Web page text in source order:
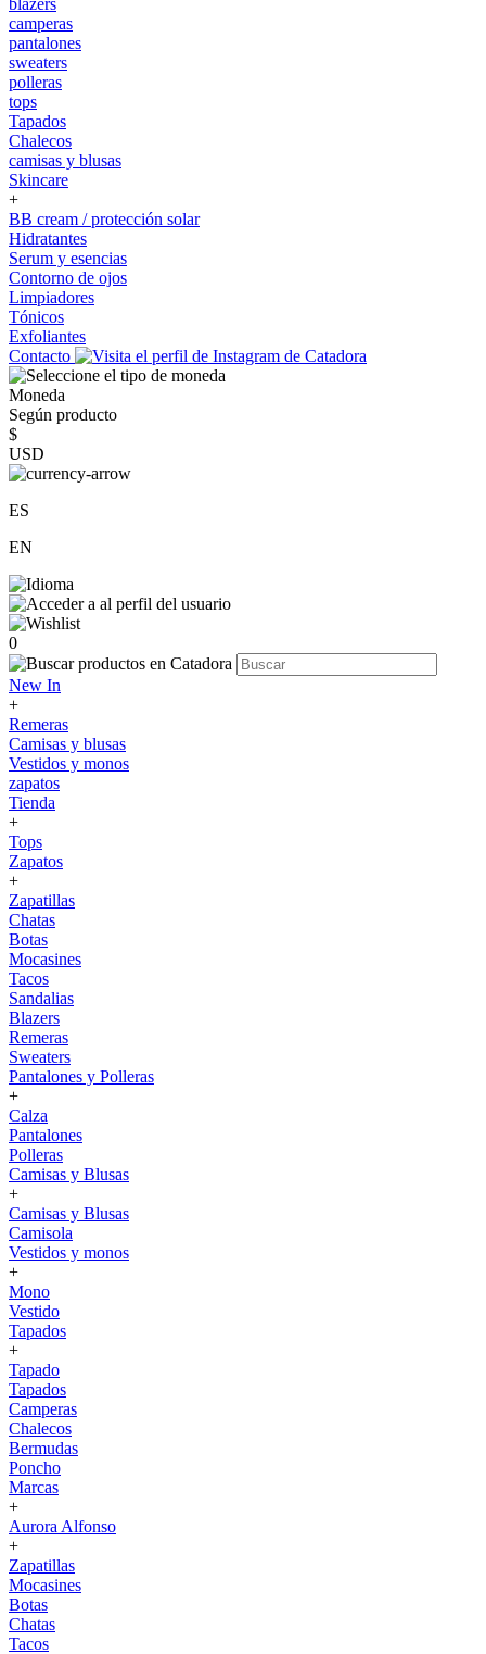
blazers
camperas
pantalones
sweaters
polleras
tops
Tapados
Chalecos
camisas y blusas
Skincare
+
BB cream / protección solar
Hidratantes
Serum y esencias
Contorno de ojos
Limpiadores
Tónicos
Exfoliantes
Contacto
Moneda
Según producto
$
USD
ES
EN
0
New In
+
Remeras
Camisas y blusas
Vestidos y monos
zapatos
Tienda
+
Tops
Zapatos
+
Zapatillas
Chatas
Botas
Mocasines
Tacos
Sandalias
Blazers
Remeras
Sweaters
Pantalones y Polleras
+
Calza
Pantalones
Polleras
Camisas y Blusas
+
Camisas y Blusas
Camisola
Vestidos y monos
+
Mono
Vestido
Tapados
+
Tapado
Tapados
Camperas
Chalecos
Bermudas
Poncho
Marcas
+
Aurora Alfonso
+
Zapatillas
Mocasines
Botas
Chatas
Tacos